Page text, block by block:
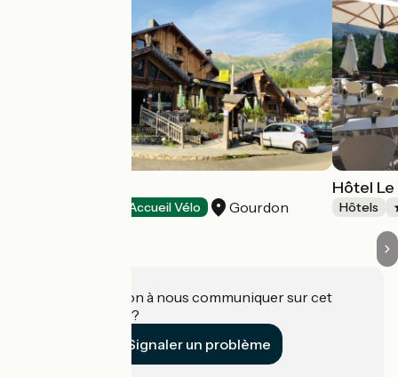
Accueil Vélo Gourdon
Hôtel
Hôtels
Une information à nous communiquer sur cet
établissement ?
Signaler un problème